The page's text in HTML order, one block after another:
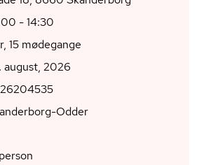
- 14:30
15 mødegange
august, 2026
Odder